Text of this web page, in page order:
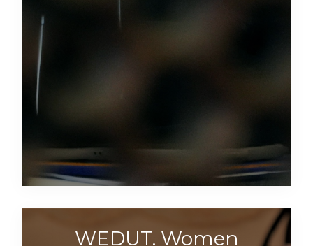
WEDUT. Women